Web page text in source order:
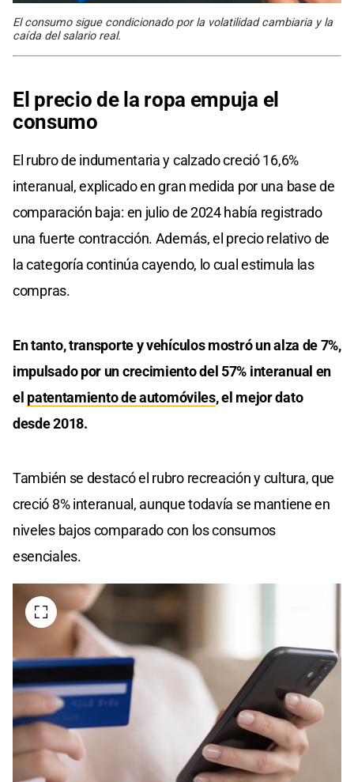
El consumo sigue condicionado por la volatilidad cambiaria y la
caída del salario real.
El precio de la ropa empuja el
consumo
El rubro de indumentaria y calzado creció 16,6%
interanual, explicado en gran medida por una base de
comparación baja: en julio de 2024 había registrado
una fuerte contracción. Además, el precio relativo de
la categoría continúa cayendo, lo cual estimula las
compras.
En tanto, transporte y vehículos mostró un alza de 7%,
impulsado por un crecimiento del 57% interanual en
el patentamiento de automóviles, el mejor dato
desde 2018.
También se destacó el rubro recreación y cultura, que
creció 8% interanual, aunque todavía se mantiene en
niveles bajos comparado con los consumos
esenciales.